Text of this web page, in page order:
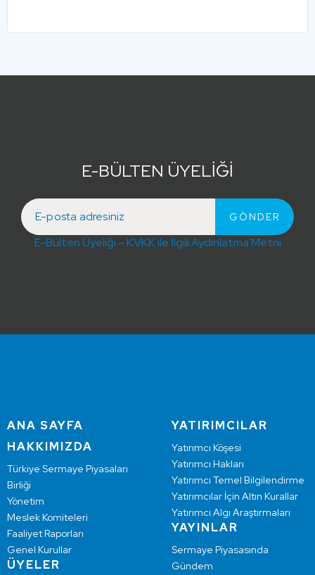
E-BÜLTEN ÜYELİĞİ
E-Bülten Üyeliği – KVKK ile İlgili Aydınlatma Metni
ANA SAYFA
HAKKIMIZDA
Türkiye Sermaye Piyasaları
Birliği
Yönetim
Meslek Komiteleri
Faaliyet Raporları
Genel Kurullar
ÜYELER
YATIRIMCILAR
Yatırımcı Köşesi
Yatırımcı Hakları
Yatırımcı Temel Bilgilendirme
Yatırımcılar İçin Altın Kurallar
Yatırımcı Algı Araştırmaları
YAYINLAR
Sermaye Piyasasında
Gündem